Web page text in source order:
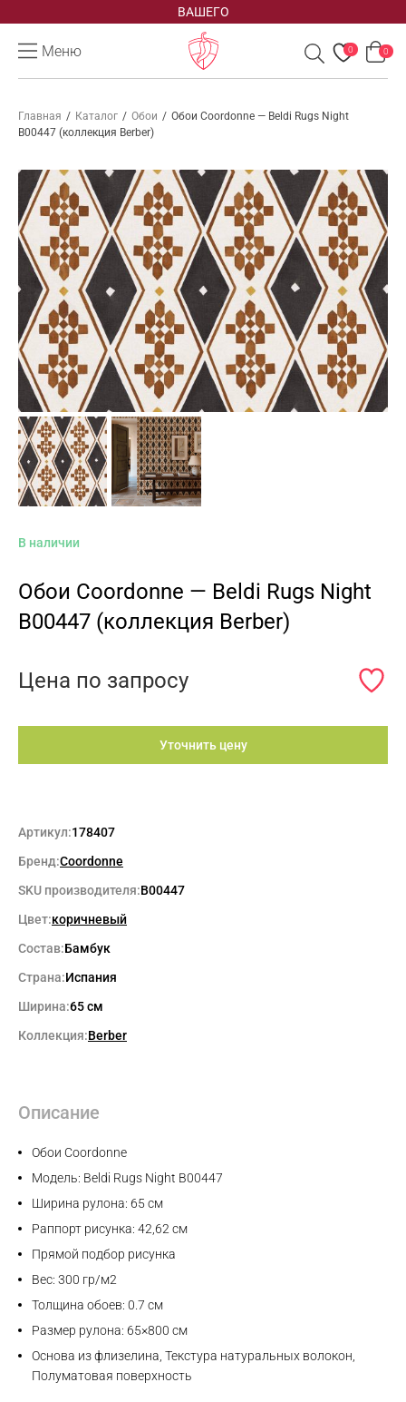
ВАШЕГО
Меню 0 0
Главная / Каталог / Обои / Обои Coordonne — Beldi Rugs Night
B00447 (коллекция Berber)
В наличии
Обои Coordonne — Beldi Rugs Night
B00447 (коллекция Berber)
Цена по запросу
Уточнить цену
Артикул:178407
Бренд:Coordonne
SKU производителя:B00447
Цвет:коричневый
Состав:Бамбук
Страна:Испания
Ширина:65 см
Коллекция:Berber
Описание
Обои Coordonne
Модель: Beldi Rugs Night B00447
Ширина рулона: 65 см
Раппорт рисунка: 42,62 см
Прямой подбор рисунка
Вес: 300 гр/м2
Толщина обоев: 0.7 см
Размер рулона: 65×800 см
Основа из флизелина, Текстура натуральных волокон,
Полуматовая поверхность